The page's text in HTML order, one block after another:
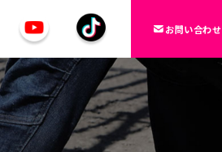
お問い合わせ